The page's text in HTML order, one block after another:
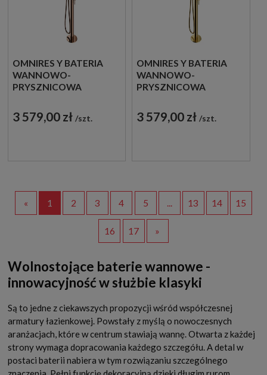
OMNIRES Y BATERIA
WANNOWO-
PRYSZNICOWA
MIEDŹ POŁYSK Y1233-
SCP
3 579,00 zł szt.
OMNIRES Y BATERIA
WANNOWO-
PRYSZNICOWA
MOSIĄDZ
SZCZOTKOWANY
3 579,00 zł szt.
« 1 2 3 4 5 ... 13 14 15
16 17 »
Wolnostojące baterie wannowe -
innowacyjność w służbie klasyki
Są to jedne z ciekawszych propozycji wśród współczesnej
armatury łazienkowej. Powstały z myślą o nowoczesnych
aranżacjach, które w centrum stawiają wannę. Otwarta z każdej
strony wymaga dopracowania każdego szczegółu. A detal w
postaci baterii nabiera w tym rozwiązaniu szczególnego